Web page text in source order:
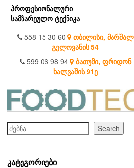
Skip
the
content
პროფესიონალური
სამზარეულო ტექნიკა
558 15 30 60 თბილისი, მარშალ
გელოვანის 54
599 06 98 94 ბათუმი, ფრიდონ
ხალვაშის 91ე
ძებნა
Search
ᲙᲐᲢᲔᲒᲝᲠᲘᲔᲑᲘ